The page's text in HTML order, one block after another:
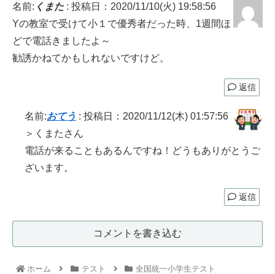
名前: くまた : 投稿日：2020/11/10(火) 19:58:56
Yの教室で受けて小１で優秀者だった時、1週間ほ
どで電話きましたよ～
勧誘かねてかもしれないですけど。
返信
名前:おてう : 投稿日：2020/11/12(木) 01:57:56
＞くまたさん
電話が来ることもあるんですね！どうもありがとうご
ざいます。
返信
コメントを書き込む
ホーム テスト 全国統一小学生テスト